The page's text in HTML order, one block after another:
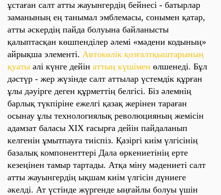
ұстаған салт атты жауынгердің бейнесі - батырлар
заманының ең танымал эмблемасы, сонымен қатар,
атты әскердің пайда болуына байланысты
қалыптасқан көшпенділер әлемі «мәдени кодының»
айрықша элементі. Автокөлік қозғалтқыштарының
қуаты әлі күнге дейін аттың күшімен өлшенеді. Бұл
дәстүр - жер жүзінде салт аттылар үстемдік құрған
ұлы дәуірге деген құрметтің белгісі. Біз әлемнің
барлық түкпіріне ежелгі қазақ жерінен тараған
осынау ұлы технологиялық революцияның жемісін
адамзат баласы ХІХ ғасырға дейін пайдаланып
келгенін ұмытпауға тиіспіз. Қазіргі киім үлгісінің
базалық компоненттері Дала өркениетінің ерте
кезеңінен тамыр тартады. Атқа міну мәдениеті салт
атты жауынгердің ықшам киім үлгісін дүниеге
әкелді. Ат үстінде жүргенде ыңғайлы болуы үшін